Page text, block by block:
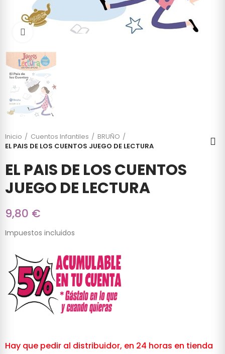
Click to enlarge
Inicio Cuentos Infantiles
BRUÑO
EL PAIS DE LOS CUENTOS JUEGO DE LECTURA
EL PAIS DE LOS CUENTOS
JUEGO DE LECTURA
9,80 €
Impuestos incluidos
Hay que pedir al distribuidor, en 24 horas en tienda